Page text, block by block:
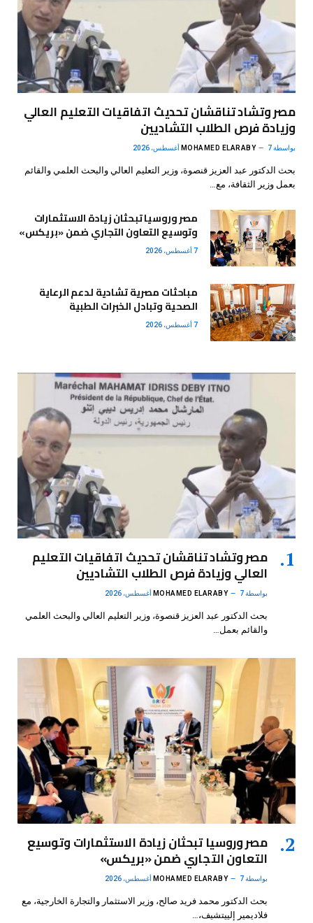
مصر وتشاد تناقشان تحديث اتفاقيات التعليم العالي
وزيادة فرص الطلاب التشاديين
بواسطة MOHAMED ELARABY 7 أغسطس، 2026
بحث الدكتور عبد العزيز قنصوة، وزير التعليم العالي والبحث العلمي والقائم
بعمل وزير الثقافة، مع…
مصر وروسيا تبحثان زيادة الاستثمارات
وتوسيع التعاون التجاري ضمن «بريكس»
7 أغسطس، 2026
مباحثات مصرية تشادية لدعم الرعاية
الصحية وتبادل الخبرات الطبية
7 أغسطس، 2026
مصر وتشاد تناقشان تحديث اتفاقيات التعليم
العالي وزيادة فرص الطلاب التشاديين
بواسطة MOHAMED ELARABY 7 أغسطس، 2026
بحث الدكتور عبد العزيز قنصوة، وزير التعليم العالي والبحث العلمي
والقائم بعمل…
مصر وروسيا تبحثان زيادة الاستثمارات وتوسيع
التعاون التجاري ضمن «بريكس»
بواسطة MOHAMED ELARABY 7 أغسطس، 2026
بحث الدكتور محمد فريد صالح، وزير الاستثمار والتجارة الخارجية، مع
فلاديمير إلييتشيف،…